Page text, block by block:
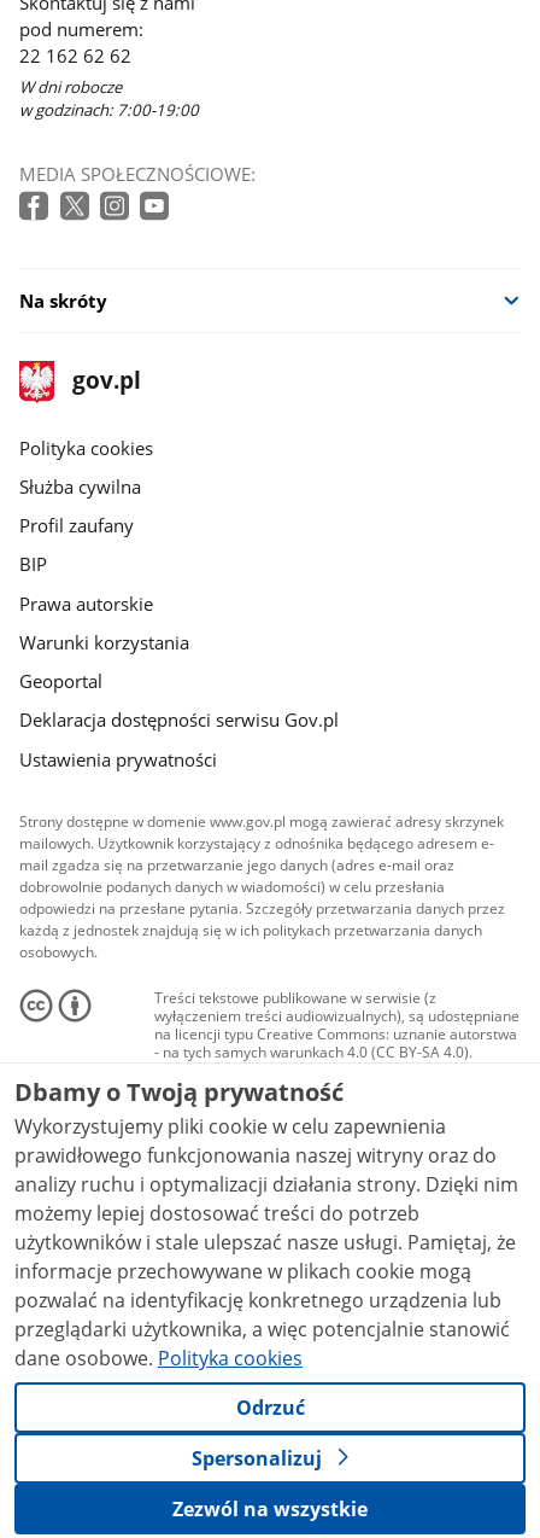
pod numerem:
22 162 62 62
W dni robocze
w godzinach: 7:00-19:00
MEDIA SPOŁECZNOŚCIOWE:
Na skróty
stopka
gov.pl
Strona
gov.pl
gov.pl
Polityka cookies
Służba cywilna
Profil zaufany
BIP
Prawa autorskie
Warunki korzystania
Geoportal
Deklaracja dostępności serwisu Gov.pl
Ustawienia prywatności
Strony dostępne w domenie www.gov.pl mogą zawierać adresy skrzynek
mailowych. Użytkownik korzystający z odnośnika będącego adresem e-
mail zgadza się na przetwarzanie jego danych (adres e-mail oraz
dobrowolnie podanych danych w wiadomości) w celu przesłania
odpowiedzi na przesłane pytania. Szczegóły przetwarzania danych przez
każdą z jednostek znajdują się w ich politykach przetwarzania danych
osobowych.
Treści tekstowe publikowane w serwisie (z
wyłączeniem treści audiowizualnych), są udostępniane
na licencji typu Creative Commons: uznanie autorstwa
- na tych samych warunkach 4.0 (CC BY-SA 4.0).
Materiały audiowizualne, w tym zdjęcia, materiały
audio i wideo, są udostępniane na licencji typu
Creative Commons: uznanie autorstwa użycie
niekomercyjne - bez utworów zależnych 4.0 (CC BY-
NC-ND 4.0), o ile nie jest to stwierdzone inaczej.
Dbamy o Twoją prywatność
Wykorzystujemy pliki cookie w celu zapewnienia
prawidłowego funkcjonowania naszej witryny oraz do
analizy ruchu i optymalizacji działania strony. Dzięki nim
możemy lepiej dostosować treści do potrzeb
użytkowników i stale ulepszać nasze usługi. Pamiętaj, że
informacje przechowywane w plikach cookie mogą
pozwalać na identyfikację konkretnego urządzenia lub
przeglądarki użytkownika, a więc potencjalnie stanowić
dane osobowe. Polityka cookies
Odrzuć
Spersonalizuj
Zezwól na wszystkie